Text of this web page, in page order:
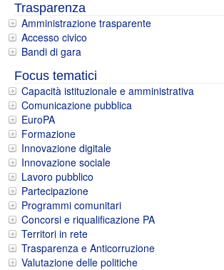
Trasparenza
Amministrazione trasparente
Accesso civico
Bandi di gara
Focus tematici
Capacità istituzionale e amministrativa
Comunicazione pubblica
EuroPA
Formazione
Innovazione digitale
Innovazione sociale
Lavoro pubblico
Partecipazione
Programmi comunitari
Concorsi e riqualificazione PA
Territori in rete
Trasparenza e Anticorruzione
Valutazione delle politiche